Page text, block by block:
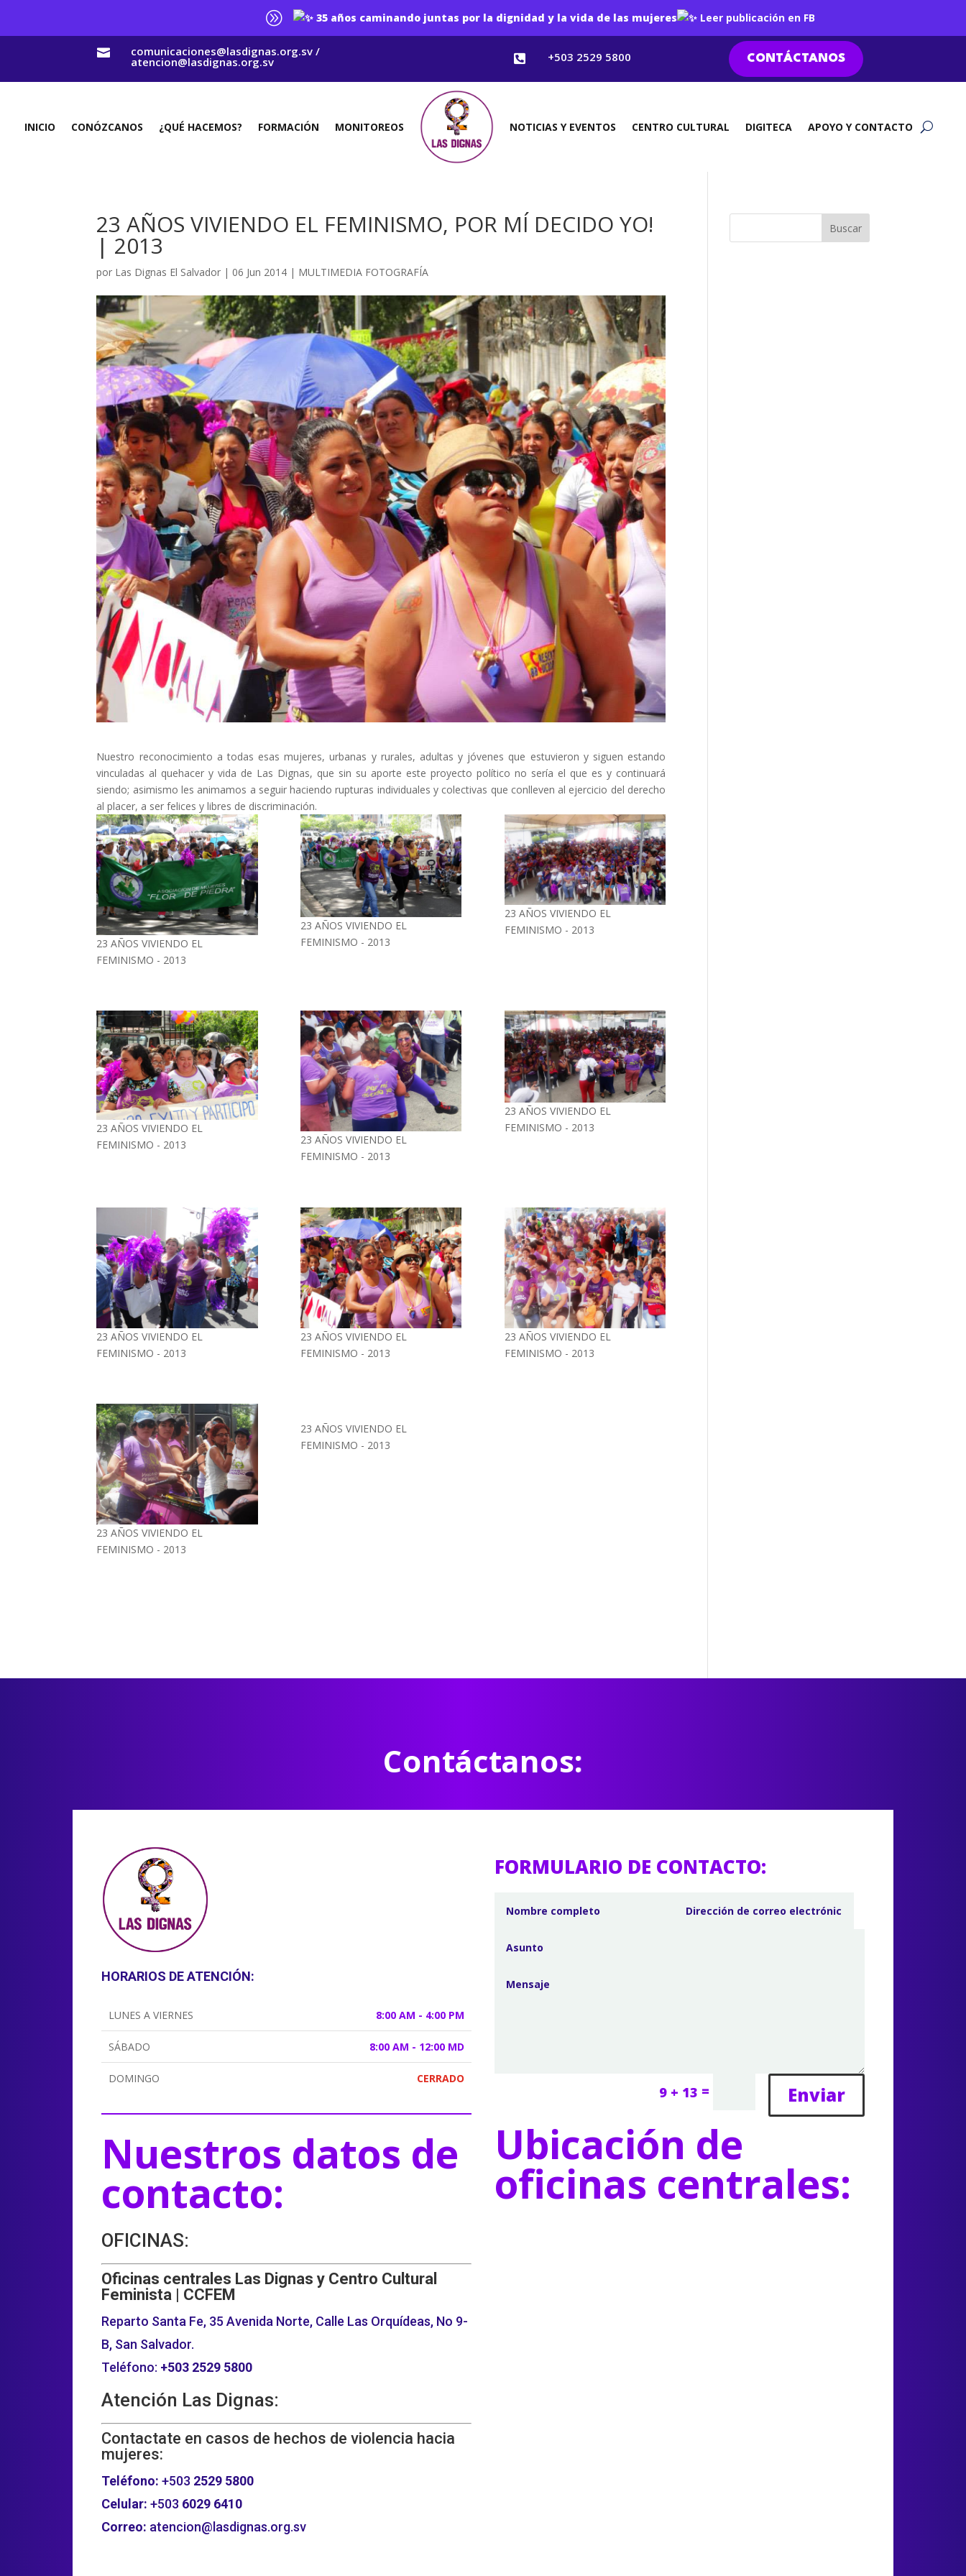
A 35 años caminando juntas por la dignidad y la vida de las mujeres Leer publicación en FB
 comunicaciones@lasdignas.org.sv /
atencion@lasdignas.org.sv  +503 2529 5800 CONTÁCTANOS
INICIO CONÓZCANOS ¿QUÉ HACEMOS? FORMACIÓN MONITOREOS NOTICIAS Y EVENTOS CENTRO CULTURAL DIGITECA APOYO Y CONTACTO
23 AÑOS VIVIENDO EL FEMINISMO, POR MÍ DECIDO YO!
| 2013
por Las Dignas El Salvador | 06 Jun 2014 | MULTIMEDIA FOTOGRAFÍA
Nuestro reconocimiento a todas esas mujeres, urbanas y rurales, adultas y jóvenes que estuvieron y siguen estando
vinculadas al quehacer y vida de Las Dignas, que sin su aporte este proyecto político no sería el que es y continuará
siendo; asimismo les animamos a seguir haciendo rupturas individuales y colectivas que conlleven al ejercicio del derecho
al placer, a ser felices y libres de discriminación.
23 AÑOS VIVIENDO EL
FEMINISMO - 2013
23 AÑOS VIVIENDO EL
FEMINISMO - 2013
23 AÑOS VIVIENDO EL
FEMINISMO - 2013
23 AÑOS VIVIENDO EL
FEMINISMO - 2013
23 AÑOS VIVIENDO EL
FEMINISMO - 2013
23 AÑOS VIVIENDO EL
FEMINISMO - 2013
23 AÑOS VIVIENDO EL
FEMINISMO - 2013
23 AÑOS VIVIENDO EL
FEMINISMO - 2013
23 AÑOS VIVIENDO EL
FEMINISMO - 2013
23 AÑOS VIVIENDO EL
FEMINISMO - 2013
23 AÑOS VIVIENDO EL
FEMINISMO - 2013
Contáctanos:
HORARIOS DE ATENCIÓN:
LUNES A VIERNES 8:00 AM - 4:00 PM
SÁBADO 8:00 AM - 12:00 MD
DOMINGO CERRADO
Nuestros datos de
contacto:
OFICINAS:
Oficinas centrales Las Dignas y Centro Cultural
Feminista | CCFEM
Reparto Santa Fe, 35 Avenida Norte, Calle Las Orquídeas, No 9-
B, San Salvador.
Teléfono: +503 2529 5800
Atención Las Dignas:
Contactate en casos de hechos de violencia hacia
mujeres:
Teléfono: +503 2529 5800
Celular: +503 6029 6410
Correo: atencion@lasdignas.org.sv
FORMULARIO DE CONTACTO:
9 + 13 = Enviar
Ubicación de
oficinas centrales: